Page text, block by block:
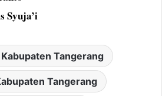
Syuja’i
Tangerang
Tangerang